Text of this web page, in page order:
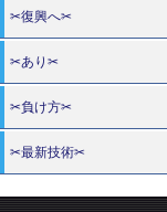
✂復興へ✂
✂あり✂
✂負け方✂
✂最新技術✂